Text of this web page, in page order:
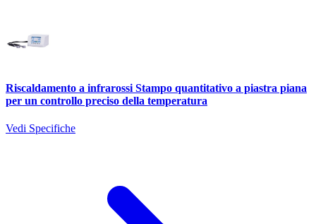
Riscaldamento a infrarossi Stampo quantitativo a piastra piana
per un controllo preciso della temperatura
Vedi Specifiche